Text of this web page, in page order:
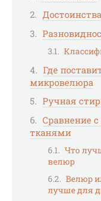
Где
микровелюра
Ручная
Сравнение
тканями
Что
велюр
Велюр
лучше для